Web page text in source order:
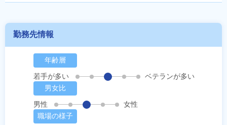
勤務先情報
年齢層
若手が多い
ベテランが多い
男女比
男性
女性
職場の様子